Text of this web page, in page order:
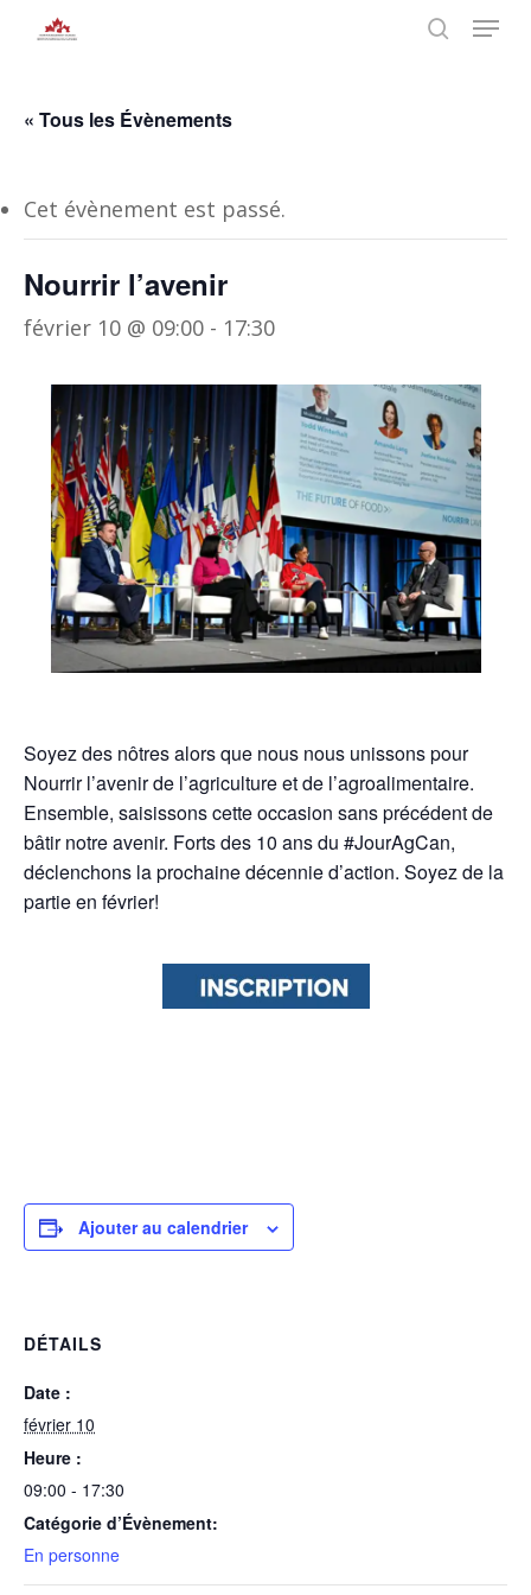
Menu
« Tous les Évènements
Cet évènement est passé.
Nourrir l’avenir
février 10 @ 09:00 - 17:30
Soyez des nôtres alors que nous nous unissons pour
Nourrir l’avenir de l’agriculture et de l’agroalimentaire.
Ensemble, saisissons cette occasion sans précédent de
bâtir notre avenir. Forts des 10 ans du #JourAgCan,
déclenchons la prochaine décennie d’action. Soyez de la
partie en février!
Ajouter au calendrier
DÉTAILS
Date :
février 10
Heure :
09:00 - 17:30
Catégorie d’Évènement:
En personne